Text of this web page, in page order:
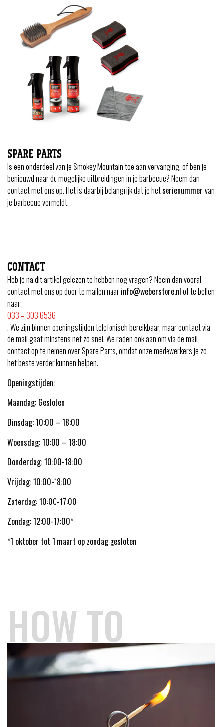
SPARE PARTS
Is een onderdeel van je Smokey Mountain toe aan vervanging, of ben je
benieuwd naar de mogelijke uitbreidingen in je barbecue? Neem dan
contact met ons op. Het is daarbij belangrijk dat je hetserienummer van
je barbecue vermeldt.
CONTACT
Heb je na dit artikel gelezen te hebben nog vragen? Neem dan vooral
contact met ons op door te mailen naarinfo@weberstore.nlof te bellen
naar
033 – 303 6536
. We zijn binnen openingstijden telefonisch bereikbaar, maar contact via
de mail gaat minstens net zo snel. We raden ook aan om via de mail
contact op te nemen over Spare Parts, omdat onze medewerkers je zo
het beste verder kunnen helpen.
Openingstijden:
Maandag: Gesloten
Dinsdag: 10:00 – 18:00
Woensdag: 10:00 – 18:00
Donderdag: 10:00-18:00
Vrijdag: 10:00-18:00
Zaterdag: 10:00-17:00
Zondag: 12:00-17:00*
*1 oktober tot 1 maart op zondag gesloten
HOW TO